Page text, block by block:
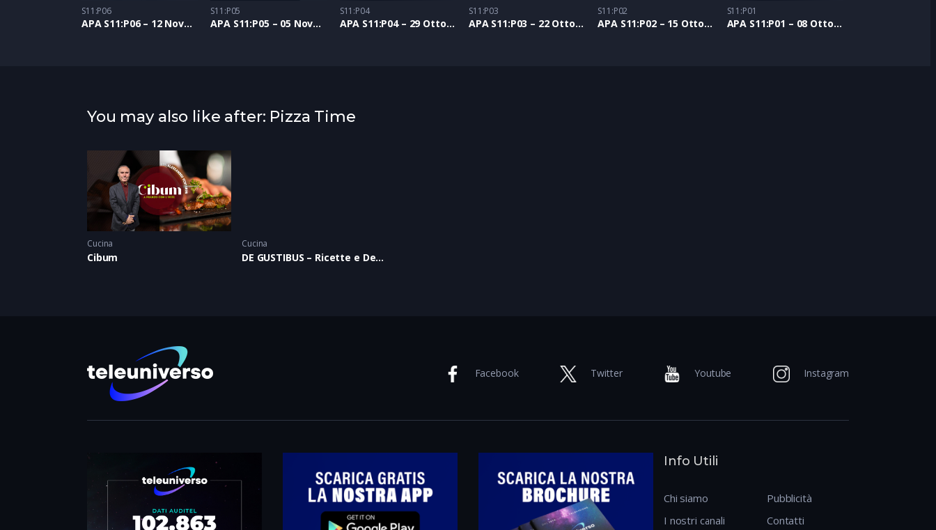
S11:P06
APA S11:P06 – 12 Novembre 2020
S11:P05
APA S11:P05 – 05 Novembre 2020
S11:P04
APA S11:P04 – 29 Ottobre 2020
S11:P03
APA S11:P03 – 22 Ottobre 2020
S11:P02
APA S11:P02 – 15 Ottobre 2020
S11:P01
APA S11:P01 – 08 Ottobre 2020
You may also like after: Pizza Time
Cucina
Cibum
Cucina
DE GUSTIBUS – Ricette e Delizie
Facebook Twitter Youtube Instagram
Info Utili
Chi siamo
I nostri canali
Pubblicità
Contatti